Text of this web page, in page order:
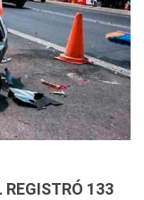
REGISTRÓ 133